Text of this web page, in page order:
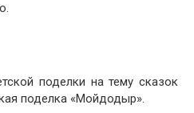
поделки на тему сказок
поделка «Мойдодыр».